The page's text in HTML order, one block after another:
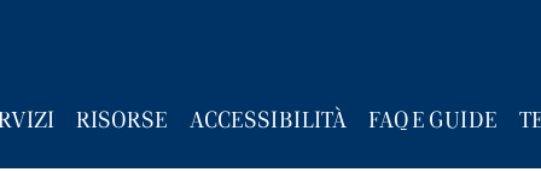
RISORSE ACCESSIBILITÀ FAQ E GUIDE